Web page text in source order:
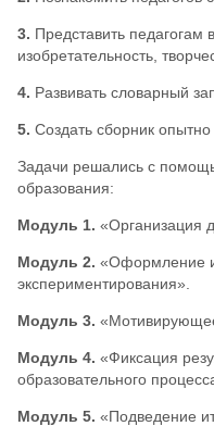
3. Представить педагогам
изобретательность,
4. Развивать словарный
5. Создать сборник
Задачи решались с
образования:
Модуль 1. «Организация
Модуль 2. «Оформление
экспериментирования».
Модуль 3.
Модуль 4. «Фиксация
образовательного
Модуль 5. «Подведение